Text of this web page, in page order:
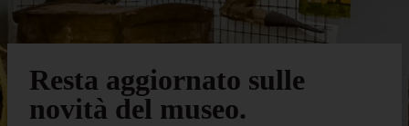
Resta aggiornato sulle
novità del museo.